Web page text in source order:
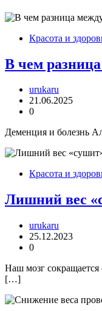
Красота и
В чем
urukaru
21.06.2025
0
Деменция и болезнь
Красота и
Лишний вес
urukaru
25.12.2023
0
Наш мозг сокращается
[…]